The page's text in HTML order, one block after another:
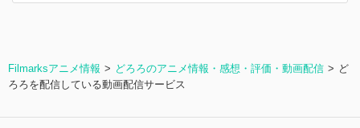
Filmarksアニメ情報 どろろのアニメ情報・感想・評価・動画配信
ど
ろろを配信している動画配信サービス